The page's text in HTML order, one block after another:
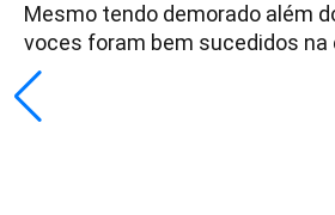
Mesmo tendo demorado além
voces foram bem sucedidos na